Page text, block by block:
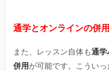
通学とオンラインの併
また、レッスン自体も通
併用が可能です。こうい